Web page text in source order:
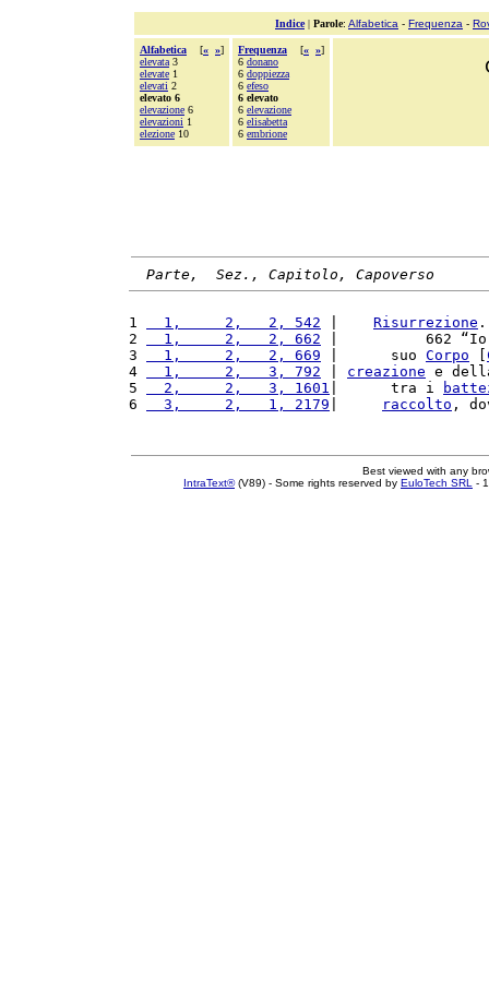
Indice| Parole: Alfabetica - Frequenza -
Alfabetica [« »]
elevata 3
elevate 1
elevati 2
elevato 6
elevazione 6
elevazioni 1
elezione 10
Frequenza [« »]
6 donano
6 doppiezza
6 efeso
6 elevato
6 elevazione
6 elisabetta
6 embrione
Parte,  Sez., Capitolo, Capoverso
1
  1,     2,   2, 542
Risurrezione .
2
  1,     2,   2, 662
|          662 “Io,
3
  1,     2,   2, 669
|      suo Corpo
4
  1,     2,   3, 792
creazione e
5
  2,     2,   3, 1601
|      tra i
6
  3,     2,   1, 2179
raccolto ,
Best viewed with any
IntraText®(V89) - Some rights reserved by EuloTech SRL -